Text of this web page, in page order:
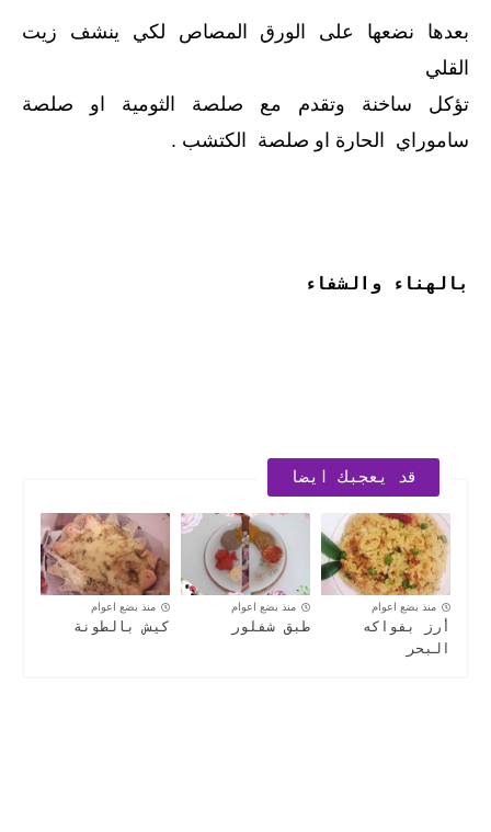
بعدها نضعها على الورق المصاص لكي ينشف زيت
القلي
تؤكل ساخنة وتقدم مع صلصة الثومية او صلصة
ساموراي الحارة او صلصة الكتشب .
بالهناء والشفاء
قد يعجبك ايضا
منذ بضع اعوام
أرز بفواكه
البحر
منذ بضع اعوام
طبق شفلور
منذ بضع اعوام
كيش بالطونة